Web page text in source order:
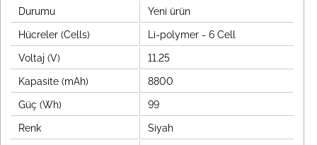
Durumu Yeni ürün
Hücreler (Cells) Li-polymer - 6 Cell
Voltaj (V) 11.25
Kapasite (mAh) 8800
Güç (Wh) 99
Renk Siyah